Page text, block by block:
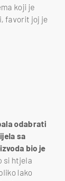
koji je
favorit joj je
odabrati
sa
bio je
si htjela
lako